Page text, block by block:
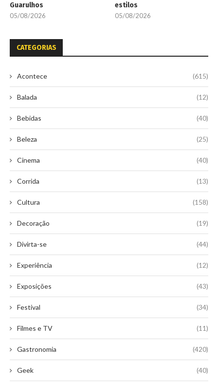
Guarulhos
05/08/2026
estilos
05/08/2026
CATEGORIAS
Acontece (615)
Balada (12)
Bebidas (40)
Beleza (25)
Cinema (40)
Corrida (13)
Cultura (158)
Decoração (19)
Divirta-se (44)
Experiência (12)
Exposições (43)
Festival (34)
Filmes e TV (11)
Gastronomia (420)
Geek (40)